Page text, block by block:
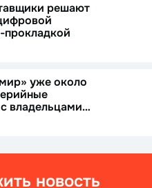
решают
уже около
владельцами…
новость